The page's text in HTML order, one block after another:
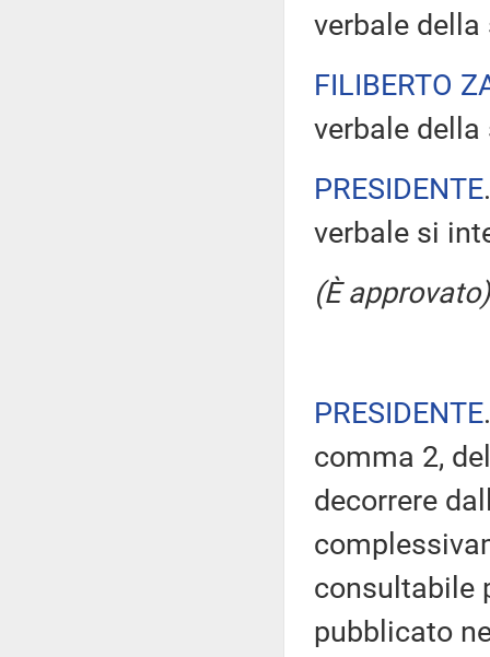
verbale della
FILIBERTO
verbale
PRESIDENTE
verbale si
(È approvato)
PRESIDENTE
comma 2,
decorrere
consultabile
pubblicato